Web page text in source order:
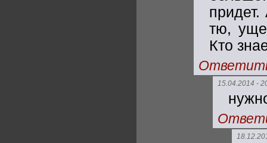
тю,
Кто
15.04.2014 -